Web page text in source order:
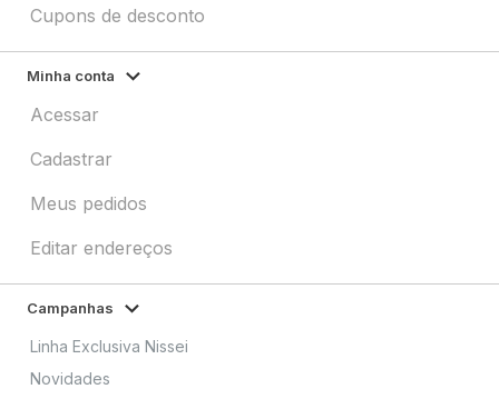
Cupons de desconto
Minha conta
Acessar
Cadastrar
Meus pedidos
Editar endereços
Campanhas
Linha Exclusiva Nissei
Novidades